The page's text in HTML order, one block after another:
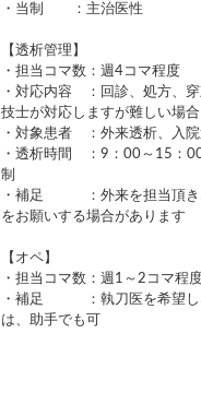
・当制 ：主治医性
【透析管理】
・担当コマ数：週4コマ程度
・対応内容 ：回診、処方、
技士が対応しますが難しい場合
・対象患者 ：外来透析、入
・透析時間 ：9：00～15：
制
・補足 ：外来を担当頂き
をお願いする場合があります
【オペ】
・担当コマ数：週1～2コマ程度
・補足 ：執刀医を希望し
は、助手でも可